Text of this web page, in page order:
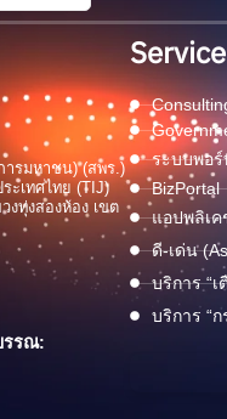
รมหาชน) (สพร.)
ะเทศไทย (TIJ)
ทุ่งสองห้อง เขต
รรณ:
Service
ระบบพอร์
BizPortal
แอปพลิเ
ดี-เด่น
บริการ “
บริการ “ก